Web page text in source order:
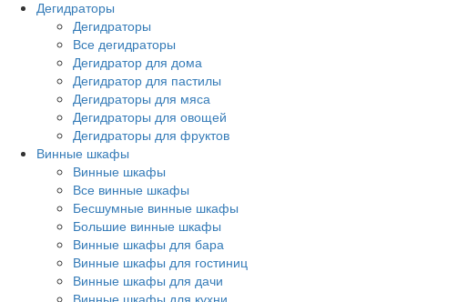
Дегидраторы
Дегидраторы
Все дегидраторы
Дегидратор для дома
Дегидратор для пастилы
Дегидраторы для мяса
Дегидраторы для овощей
Дегидраторы для фруктов
Винные шкафы
Винные шкафы
Все винные шкафы
Бесшумные винные шкафы
Большие винные шкафы
Винные шкафы для бара
Винные шкафы для гостиниц
Винные шкафы для дачи
Винные шкафы для кухни